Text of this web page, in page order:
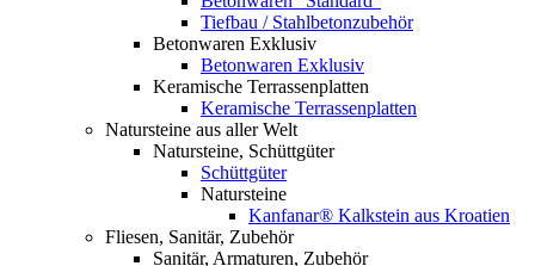
Tiefbau / Stahlbetonzubehör
Betonwaren Exklusiv
Betonwaren Exklusiv
Keramische Terrassenplatten
Keramische Terrassenplatten
Natursteine aus aller Welt
Natursteine, Schüttgüter
Schüttgüter
Natursteine
Kanfanar® Kalkstein aus Kroatien
Fliesen, Sanitär, Zubehör
Sanitär, Armaturen, Zubehör